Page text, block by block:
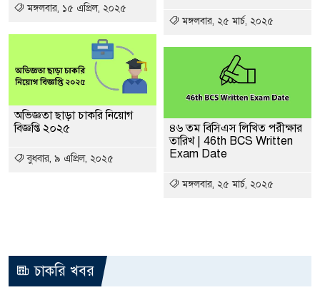
মঙ্গলবার, ১৫ এপ্রিল, ২০২৫
অভিজ্ঞতা ছাড়া চাকরি নিয়োগ
বিজ্ঞপ্তি ২০২৫
বুধবার, ৯ এপ্রিল, ২০২৫
মঙ্গলবার, ২৫ মার্চ, ২০২৫
৪৬ তম বিসিএস লিখিত পরীক্ষার
তারিখ | 46th BCS Written
Exam Date
মঙ্গলবার, ২৫ মার্চ, ২০২৫
চাকরি খবর